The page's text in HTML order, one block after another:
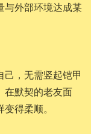
与外部环境达成某
，无需竖起铠甲
在默契的老友面
得柔顺。